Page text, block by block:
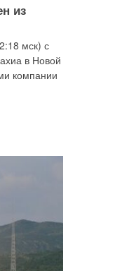
из
мск) с
в Новой
компании